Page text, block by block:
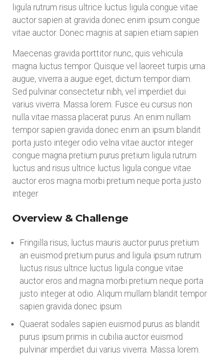
ligula rutrum risus ultrice luctus ligula congue vitae
auctor sapien at gravida donec enim ipsum congue
vitae auctor. Donec magnis at sapien etiam sapien
Maecenas gravida porttitor nunc, quis vehicula
magna luctus tempor. Quisque vel laoreet turpis urna
augue, viverra a augue eget, dictum tempor diam.
Sed pulvinar consectetur nibh, vel imperdiet dui
varius viverra. Massa lorem. Fusce eu cursus non
nulla vitae massa placerat purus. An enim nullam
tempor sapien gravida donec enim an ipsum blandit
porta justo integer odio velna vitae auctor integer
congue magna pretium purus pretium ligula rutrum
luctus and risus ultrice luctus ligula congue vitae
auctor eros magna morbi pretium neque porta justo
integer
Overview & Challenge
Fringilla risus, luctus mauris auctor purus pretium
an euismod pretium purus and ligula ipsum rutrum
luctus risus ultrice luctus ligula congue vitae
auctor eros and magna morbi pretium neque porta
justo integer at odio. Aliqum mullam blandit tempor
sapien gravida donec ipsum
Quaerat sodales sapien euismod purus as blandit
purus ipsum primis in cubilia auctor euismod
pulvinar imperdiet dui varius viverra. Massa lorem.